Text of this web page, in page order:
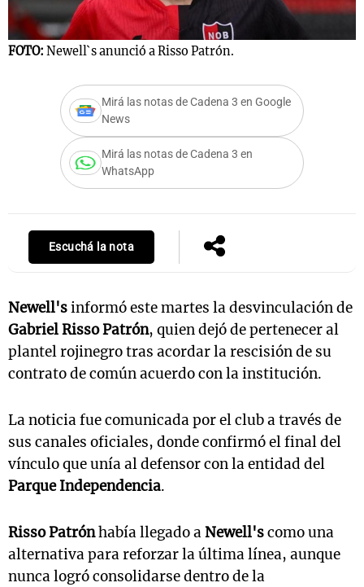
FOTO: Newell`s anunció a Risso Patrón.
Mirá las notas de Cadena 3 en Google
News
Mirá las notas de Cadena 3 en
WhatsApp
Escuchá la nota
Newell'sinformó este martes la desvinculación de
Gabriel Risso Patrón, quien dejó de pertenecer al
plantel rojinegro tras acordar la rescisión de su
contrato de común acuerdo con la institución.
La noticia fue comunicada por el club a través de
sus canales oficiales, donde confirmó el final del
vínculo que unía al defensor con la entidad del
Parque Independencia.
Risso Patrónhabía llegado aNewell'scomo una
alternativa para reforzar la última línea, aunque
nunca logró consolidarse dentro de la